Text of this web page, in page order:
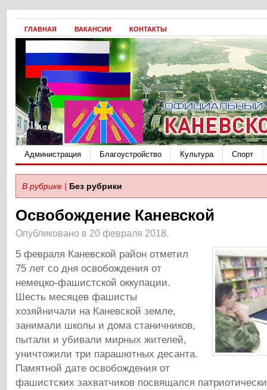
ГЛАВНАЯ ВАКАНСИИ КОНТАКТЫ
Администрация Благоустройство Культура Спорт
В рубрике | Без рубрики
Освобождение Каневской
Опубликовано в 20 февраля 2018.
5 февраля Каневской район отметил
75 лет со дня освобождения от
немецко-фашистской оккупации.
Шесть месяцев фашисты
хозяйничали на Каневской земле,
занимали школы и дома станичников,
пытали и убивали мирных жителей,
уничтожили три парашютных десанта.
Памятной дате освобождения от
фашистских захватчиков посвящался